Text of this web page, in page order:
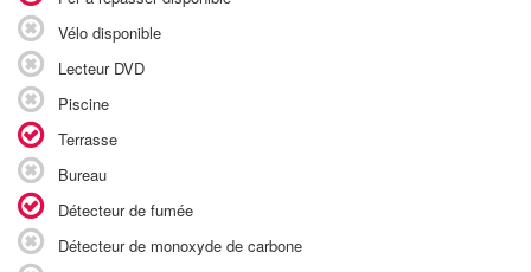
Vélo disponible
Lecteur DVD
Piscine
Terrasse
Bureau
Détecteur de fumée
Détecteur de monoxyde de carbone